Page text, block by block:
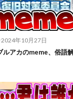
2024年10月27日
ルアカのmeme、俗語